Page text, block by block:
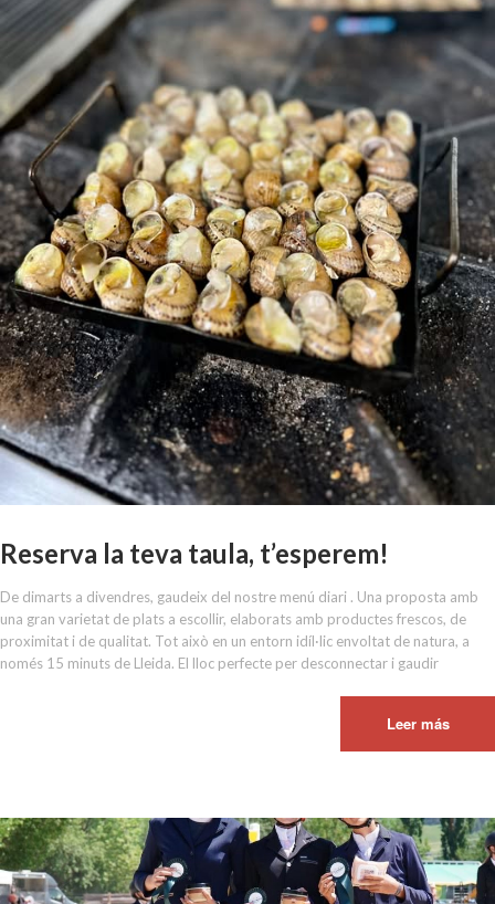
Reserva la teva taula, t’esperem!
De dimarts a divendres, gaudeix del nostre menú diari . Una proposta amb
una gran varietat de plats a escollir, elaborats amb productes frescos, de
proximitat i de qualitat. Tot això en un entorn idíl·lic envoltat de natura, a
només 15 minuts de Lleida. El lloc perfecte per desconnectar i gaudir
Leer más